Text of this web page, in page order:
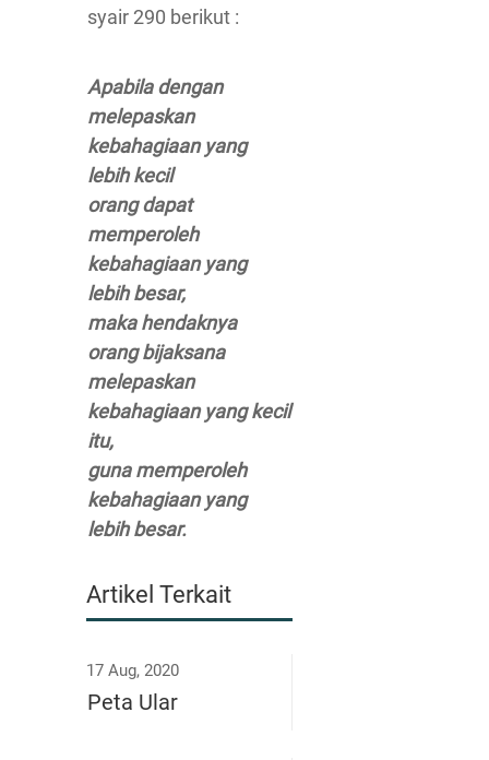
syair 290 berikut :
Apabila dengan
melepaskan
kebahagiaan yang
lebih kecil
orang dapat
memperoleh
kebahagiaan yang
lebih besar,
maka hendaknya
orang bijaksana
melepaskan
kebahagiaan yang kecil
itu,
guna memperoleh
kebahagiaan yang
lebih besar.
Artikel Terkait
17 Aug, 2020
Peta Ular